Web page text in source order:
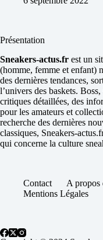
Présentation
Sneakers-actus.fr est un
(homme, femme et enfant)
des dernières tendances,
l’univers des baskets.
critiques détaillées, des
pour les amateurs et
recherche des dernières
classiques, Sneakers-
qui concerne la culture
Contact A propos
Mentions Légales